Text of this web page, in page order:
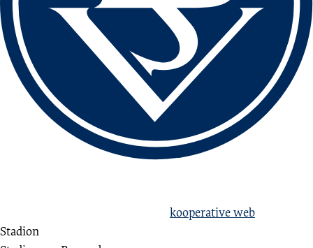
kooperative web
Stadion